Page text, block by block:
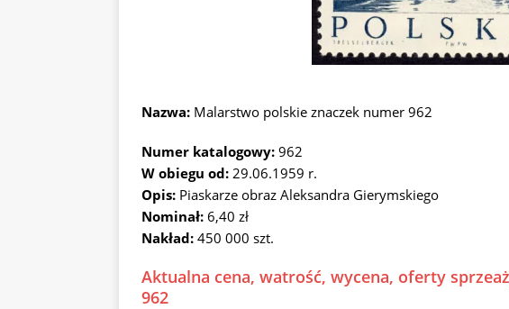
Nazwa: Malarstwo polskie znaczek numer 962
Numer katalogowy: 962
W obiegu od: 29.06.1959 r.
Opis: Piaskarze obraz Aleksandra Gierymskiego
Nominał: 6,40 zł
Nakład: 450 000 szt.
Aktualna cena, watrość, wycena, oferty
962